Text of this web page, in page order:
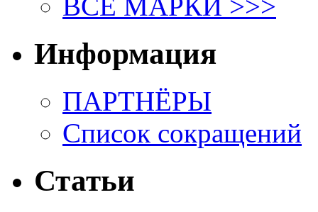
ВСЕ МАРКИ >>>
Информация
ПАРТНЁРЫ
Список сокращений
Статьи